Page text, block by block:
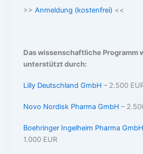
>> Anmeldung (kostenfrei) <<
Das wissenschaftliche Programm
unterstützt durch:
Lilly Deutschland GmbH – 2.500
Novo Nordisk Pharma GmbH –
Boehringer Ingelheim Pharma
1.000 EUR